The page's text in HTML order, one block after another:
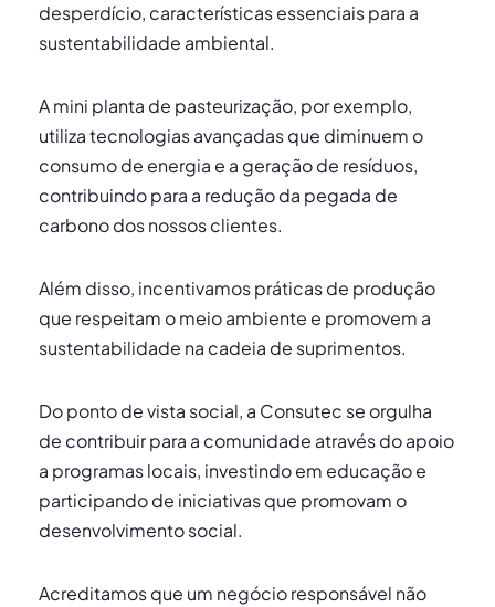
desperdício, características essenciais para a
sustentabilidade ambiental.
A mini planta de pasteurização, por exemplo,
utiliza tecnologias avançadas que diminuem o
consumo de energia e a geração de resíduos,
contribuindo para a redução da pegada de
carbono dos nossos clientes.
Além disso, incentivamos práticas de produção
que respeitam o meio ambiente e promovem a
sustentabilidade na cadeia de suprimentos.
Do ponto de vista social, a Consutec se orgulha
de contribuir para a comunidade através do apoio
a programas locais, investindo em educação e
participando de iniciativas que promovam o
desenvolvimento social.
Acreditamos que um negócio responsável não